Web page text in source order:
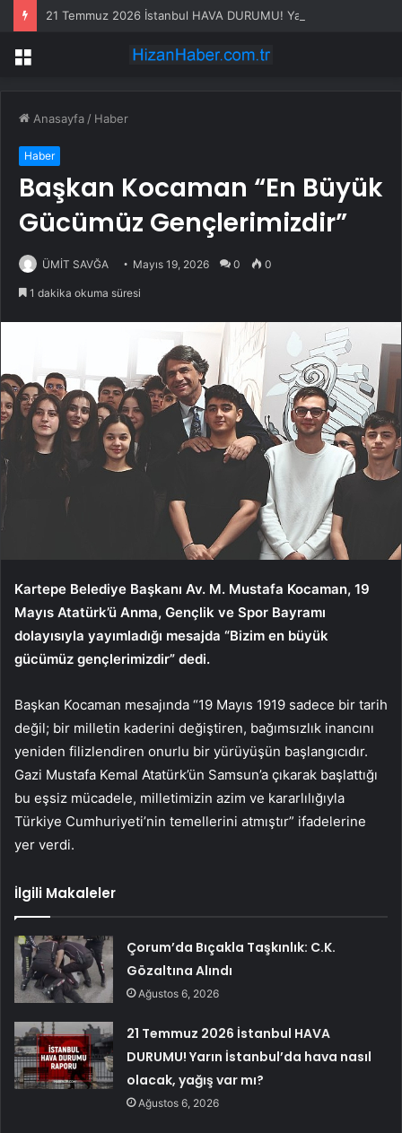
Menü
Anasayfa / Haber
Haber
Başkan Kocaman “En Büyük
Gücümüz Gençlerimizdir”
ÜMİT SAVĞA Mayıs 19, 2026 0 0
1 dakika okuma süresi
Kartepe Belediye Başkanı Av. M. Mustafa Kocaman, 19
Mayıs Atatürk’ü Anma, Gençlik ve Spor Bayramı
dolayısıyla yayımladığı mesajda “Bizim en büyük
gücümüz gençlerimizdir” dedi.
Başkan Kocaman mesajında “19 Mayıs 1919 sadece bir tarih
değil; bir milletin kaderini değiştiren, bağımsızlık inancını
yeniden filizlendiren onurlu bir yürüyüşün başlangıcıdır.
Gazi Mustafa Kemal Atatürk’ün Samsun’a çıkarak başlattığı
bu eşsiz mücadele, milletimizin azim ve kararlılığıyla
Türkiye Cumhuriyeti’nin temellerini atmıştır” ifadelerine
yer verdi.
İlgili Makaleler
Çorum’da Bıçakla Taşkınlık: C.K.
Gözaltına Alındı
Ağustos 6, 2026
21 Temmuz 2026 İstanbul HAVA
DURUMU! Yarın İstanbul’da hava nasıl
olacak, yağış var mı?
Ağustos 6, 2026